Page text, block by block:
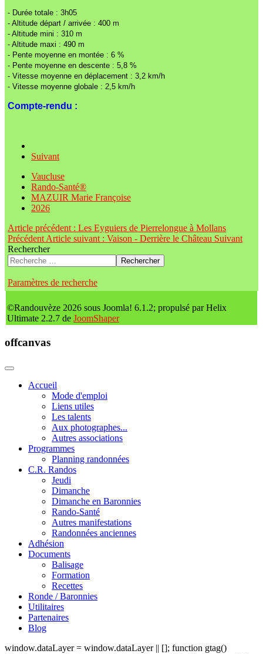
- Durée totale : 3h05
- Altitude départ / arrivée : 400 m
- Altitude mini : 310 m
- Altitude maxi : 490 m
- Pente moyenne en montée : 6 %
- Pente moyenne en descente : 5,8 %
- Vitesse moyenne en déplacement : 3,2 km/h
- Vitesse moyenne globale : 2,5 km/h
Compte-rendu :
Suivant
Vaucluse
Rando-Santé®
MAZUIR Marie Françoise
2026
Article précédent : Les Eyguiers de Pierrelongue à Mollans
Précédent Article suivant : Vaison - Derrière le Château Suivant
Rechercher
Rechercher
Paramètres de recherche
©Randouvèze 2026 sous Joomla! 6.1.2; propulsé par Helix
Ultimate 2.2.7 de JoomShaper
offcanvas
Accueil
Mode d'emploi
Liens utiles
Les talents
Aux photographes...
Autres associations
Programmes
Planning randonnées
C.R. Randos
Jeudi
Dimanche
Dimanche en Baronnies
Rando-Santé
Autres manifestations
Randonnées anciennes
Adhésion
Documents
Balisage
Formation
Recettes
Ronde / Baronnies
Utilitaires
Partenaires
Blog
window.dataLayer = window.dataLayer || []; function gtag()